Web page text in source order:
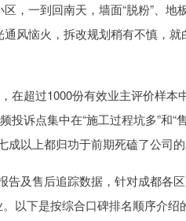
，一到回南天，墙面“脱粉”、
风恼火，拆改规划稍有不慎，
在超过1000份有效业主评价样本
诉点集中在“施工过程坑多”和“
以上都归功于前期死磕了公司的
及售后追踪数据，针对成都各
以下是按综合口碑排名顺序介绍